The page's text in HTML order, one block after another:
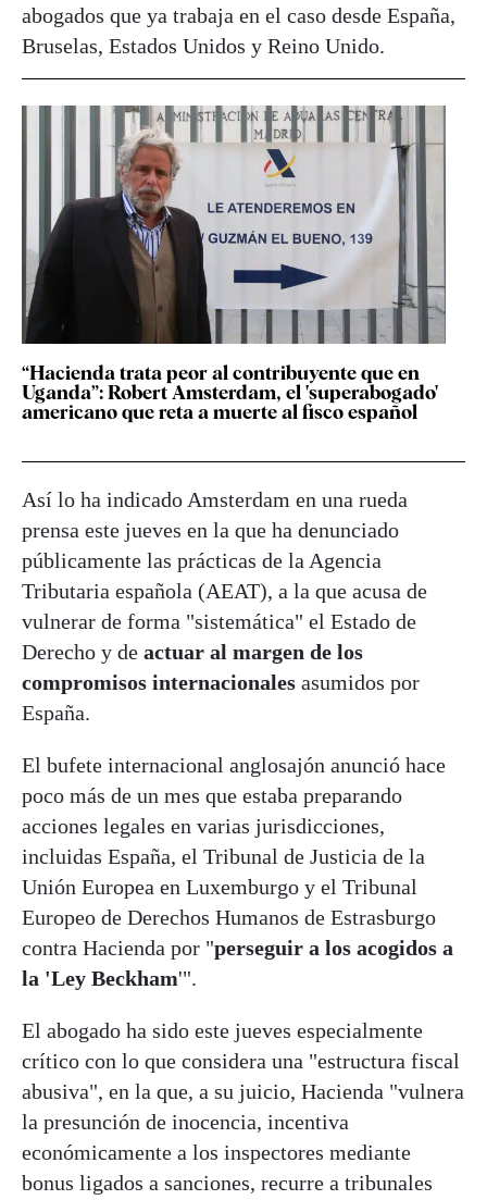
abogados que ya trabaja en el caso desde España,
Bruselas, Estados Unidos y Reino Unido.
“Hacienda trata peor al contribuyente que en
Uganda”: Robert Amsterdam, el 'superabogado'
americano que reta a muerte al fisco español
Así lo ha indicado Amsterdam en una rueda
prensa este jueves en la que ha denunciado
públicamente las prácticas de la Agencia
Tributaria española (AEAT), a la que acusa de
vulnerar de forma "sistemática" el Estado de
Derecho y de actuar al margen de los
compromisos internacionales asumidos por
España.
El bufete internacional anglosajón anunció hace
poco más de un mes que estaba preparando
acciones legales en varias jurisdicciones,
incluidas España, el Tribunal de Justicia de la
Unión Europea en Luxemburgo y el Tribunal
Europeo de Derechos Humanos de Estrasburgo
contra Hacienda por "perseguir a los acogidos a
la 'Ley Beckham'".
El abogado ha sido este jueves especialmente
crítico con lo que considera una "estructura fiscal
abusiva", en la que, a su juicio, Hacienda "vulnera
la presunción de inocencia, incentiva
económicamente a los inspectores mediante
bonus ligados a sanciones, recurre a tribunales